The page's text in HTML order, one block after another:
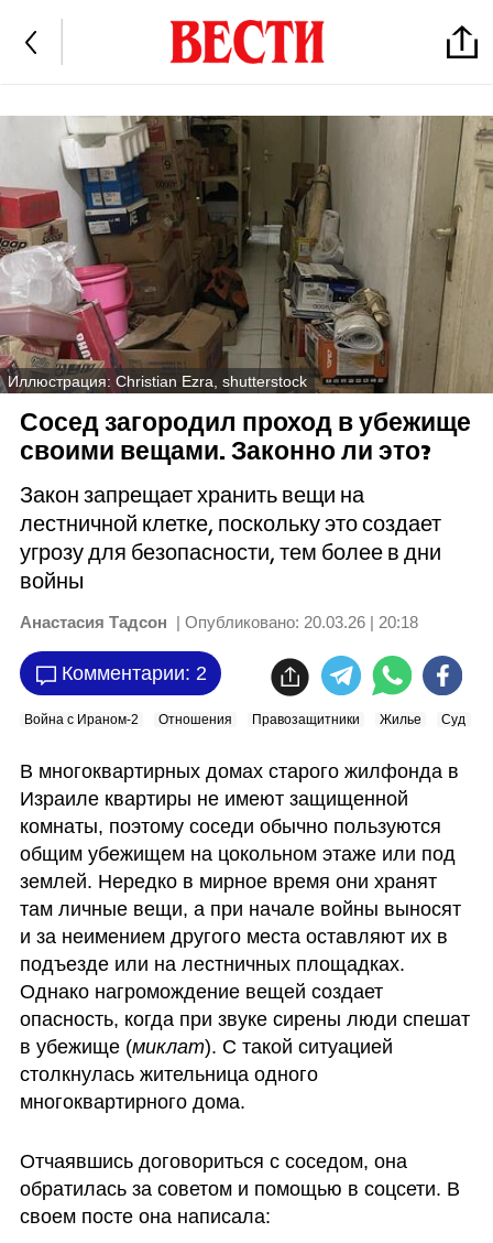
Иллюстрация: Christian Ezra, shutterstock
Сосед загородил проход в убежище
своими вещами. Законно ли это?
Закон запрещает хранить вещи на
лестничной клетке, поскольку это создает
угрозу для безопасности, тем более в дни
войны
Анастасия Тадсон | Опубликовано: 20.03.26 | 20:18
Комментарии: 2
Война с Ираном-2 Отношения Правозащитники Жилье Суд
В многоквартирных домах старого жилфонда в
Израиле квартиры не имеют защищенной
комнаты, поэтому соседи обычно пользуются
общим убежищем на цокольном этаже или под
землей. Нередко в мирное время они хранят
там личные вещи, а при начале войны выносят
и за неимением другого места оставляют их в
подъезде или на лестничных площадках.
Однако нагромождение вещей создает
опасность, когда при звуке сирены люди спешат
в убежище (миклат). С такой ситуацией
столкнулась жительница одного
многоквартирного дома.
Отчаявшись договориться с соседом, она
обратилась за советом и помощью в соцсети. В
своем посте она написала: